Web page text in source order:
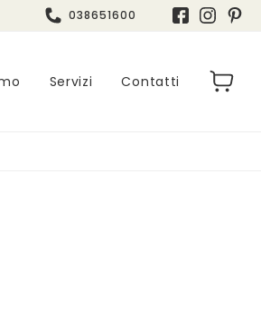
038651600
Servizi Contatti